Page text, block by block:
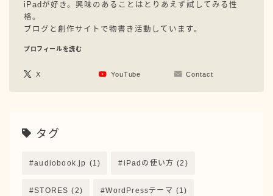
原稿作業まとめ 同人誌 振り返り 書籍
機能紹介
ランキング参加中
よければポチッとお願いします↓
iPadが好き。興味のあることはとりあえず試してみる性
格。
ブログと創作サイトで物書き活動しています。
プロフィールを読む
X YouTube Contact
タグ
audiobook.jp (1) iPadの使い方 (2)
STORES (2) WordPressテーマ (1)